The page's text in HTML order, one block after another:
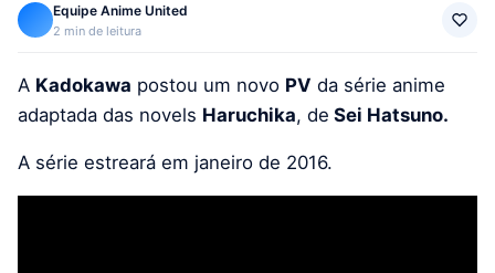
Equipe Anime United
2 min de leitura
A Kadokawa postou um novo PV da série anime
adaptada das novels Haruchika, de Sei Hatsuno.
A série estreará em janeiro de 2016.